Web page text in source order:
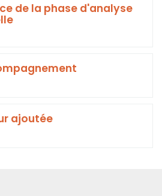
de la phase d'analyse
ajoutée